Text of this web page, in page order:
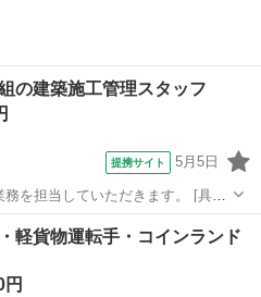
の建築施工管理スタッフ
提携サイト 5月5日
担当していただきます。 [具体
軽貨物運転手・コインランド